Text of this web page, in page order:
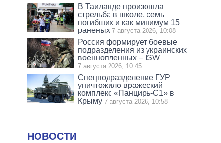
В Таиланде произошла
стрельба в школе, семь
погибших и как минимум 15
раненых 7 августа 2026, 10:08
Россия формирует боевые
подразделения из украинских
военнопленных – ISW
7 августа 2026, 10:45
Спецподразделение ГУР
уничтожило вражеский
комплекс «Панцирь-С1» в
Крыму 7 августа 2026, 10:58
НОВОСТИ